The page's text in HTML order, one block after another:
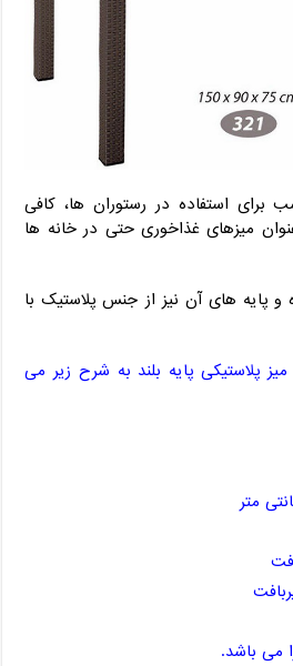
کد ۳۲۱ مناسب برای استفاده در رستوران ها، کافی
میزهای غذاخوری حتی در خانه ها
و پایه های آن نیز از جنس پلاستیک با
پلاستیکی پایه بلند به شرح زیر می
می باشد.